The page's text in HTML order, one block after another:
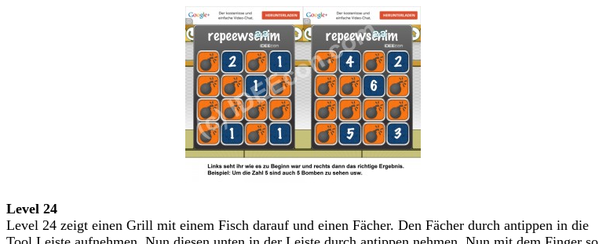
Level 24
Level 24 zeigt einen Grill mit einem Fisch darauf und einen Fächer. Den Fächer durch antippen in die